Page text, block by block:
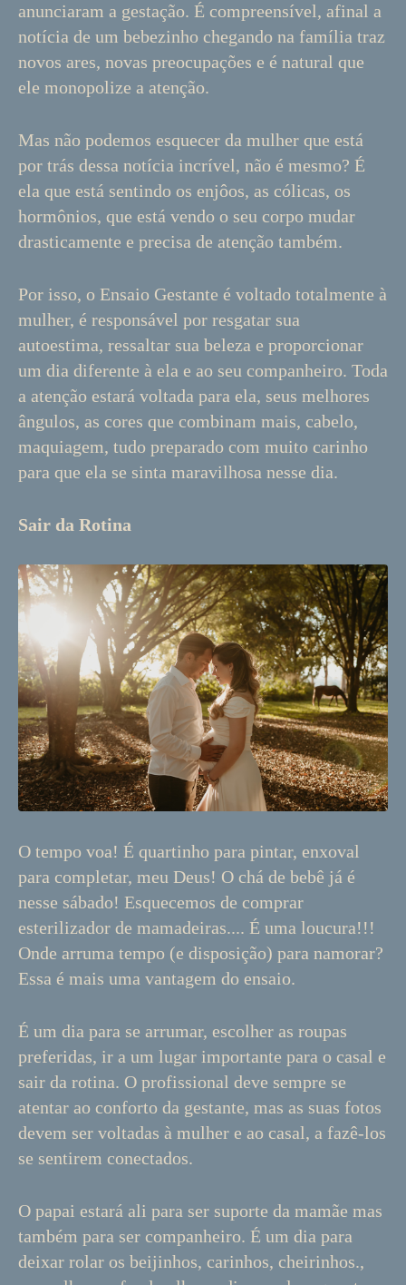
anunciaram a gestação. É compreensível, afinal a
notícia de um bebezinho chegando na família traz
novos ares, novas preocupações e é natural que
ele monopolize a atenção.
Mas não podemos esquecer da mulher que está
por trás dessa notícia incrível, não é mesmo? É
ela que está sentindo os enjôos, as cólicas, os
hormônios, que está vendo o seu corpo mudar
drasticamente e precisa de atenção também.
Por isso, o Ensaio Gestante é voltado totalmente à
mulher, é responsável por resgatar sua
autoestima, ressaltar sua beleza e proporcionar
um dia diferente à ela e ao seu companheiro. Toda
a atenção estará voltada para ela, seus melhores
ângulos, as cores que combinam mais, cabelo,
maquiagem, tudo preparado com muito carinho
para que ela se sinta maravilhosa nesse dia.
Sair da Rotina
O tempo voa! É quartinho para pintar, enxoval
para completar, meu Deus! O chá de bebê já é
nesse sábado! Esquecemos de comprar
esterilizador de mamadeiras.... É uma loucura!!!
Onde arruma tempo (e disposição) para namorar?
Essa é mais uma vantagem do ensaio.
É um dia para se arrumar, escolher as roupas
preferidas, ir a um lugar importante para o casal e
sair da rotina. O profissional deve sempre se
atentar ao conforto da gestante, mas as suas fotos
devem ser voltadas à mulher e ao casal, a fazê-los
se sentirem conectados.
O papai estará ali para ser suporte da mamãe mas
também para ser companheiro. É um dia para
deixar rolar os beijinhos, carinhos, cheirinhos.,